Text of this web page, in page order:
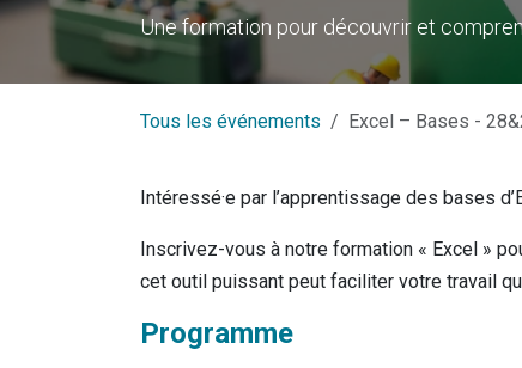
Une formation pour découvrir et
Tous les événements Excel – Bases -
Intéressé·e par l’apprentissage des bases
Inscrivez-vous à notre formation « Excel »
cet outil puissant peut faciliter votre travail
Programme